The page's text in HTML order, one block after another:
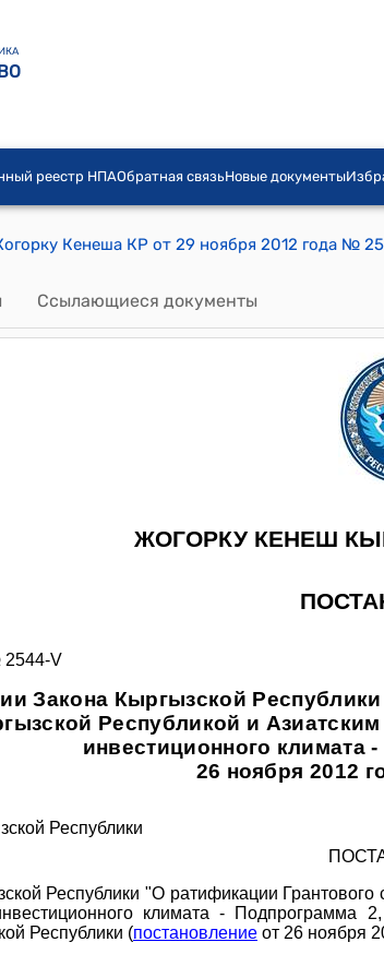
реестр НПАОбратная связьНовые документы
Ссылающиеся документы